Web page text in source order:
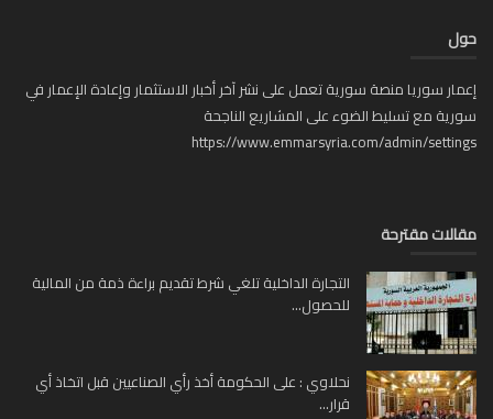
سوريا منصة سورية تعمل على نشر آخر أخبار الاستثمار وإعادة الإعمار في
مع تسليط الضوء على المشاريع الناجحة
https://www.emmarsyria.com/admin/
مقترحة
التجارة الداخلية تلغي شرط تقديم براءة ذمة من المالية
للحصول...
نحلاوي : على الحكومة أخذ رأي الصناعيين قبل اتخاذ أي
قرار...